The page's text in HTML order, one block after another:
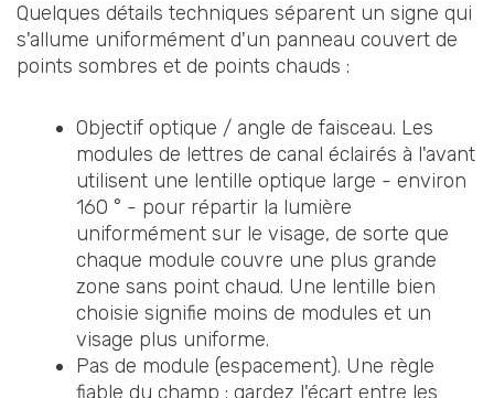
Quelques détails techniques séparent un signe qui
s'allume uniformément d'un panneau couvert de
points sombres et de points chauds :
Objectif optique / angle de faisceau. Les
modules de lettres de canal éclairés à l'avant
utilisent une lentille optique large - environ
160 ° - pour répartir la lumière
uniformément sur le visage, de sorte que
chaque module couvre une plus grande
zone sans point chaud. Une lentille bien
choisie signifie moins de modules et un
visage plus uniforme.
Pas de module (espacement). Une règle
fiable du champ : gardez l'écart entre les